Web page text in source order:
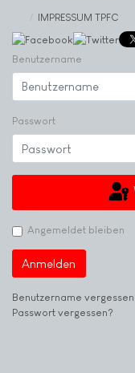
IMPRESSUM TPFC
Benutzername
Passwort
Angemeldet bleiben
Anmelden
Benutzername
Passwort vergessen?